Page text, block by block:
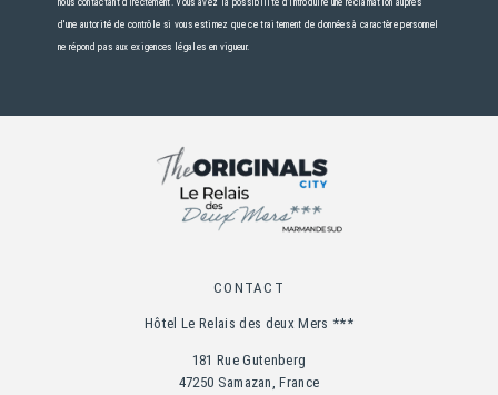
d'une autorité de contrôle si vous estimez que ce traitement de données à caractère personnel
ne répond pas aux exigences légales en vigueur.
CONTACT
Hôtel Le Relais des deux Mers ***
181 Rue Gutenberg
47250 Samazan, France